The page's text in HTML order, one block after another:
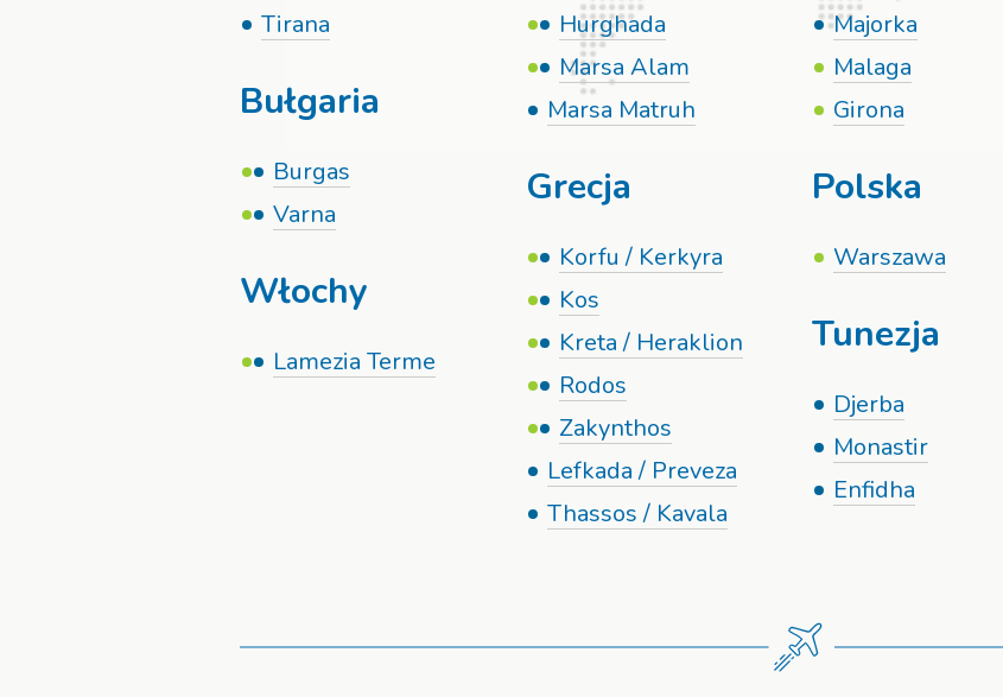
Tirana
Bułgaria
Burgas
Varna
Włochy
Lamezia Terme
Hurghada
Marsa Alam
Marsa Matruh
Grecja
Korfu / Kerkyra
Kos
Kreta / Heraklion
Rodos
Zakynthos
Lefkada / Preveza
Thassos / Kavala
Majorka
Malaga
Girona
Polska
Warszawa
Tunezja
Djerba
Monastir
Enfidha